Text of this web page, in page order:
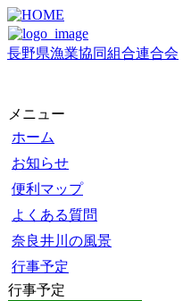
長野県漁業協同組合連合会
メニュー
ホーム
お知らせ
便利マップ
よくある質問
奈良井川の風景
行事予定
行事予定